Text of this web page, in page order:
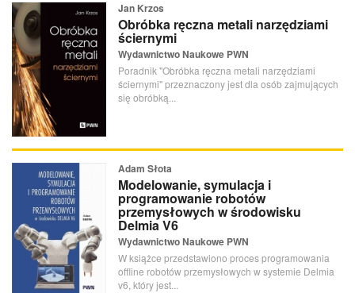
Jan Krzos
Obróbka ręczna metali narzędziami
ściernymi
Wydawnictwo Naukowe PWN
Poradnik "Obróbka ręczna metali narzędziami
ściernymi" przeznaczony jest dla osób zajmujących
się obróbką...
Adam Słota
Modelowanie, symulacja i
programowanie robotów
przemysłowych w środowisku
Delmia V6
Wydawnictwo Naukowe PWN
W książce przedstawiono proces programowania
offline robotów przemysłowych w systemie Delmia
v6, który jest...